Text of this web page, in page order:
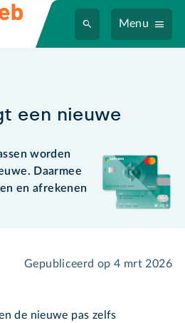
Menu
pinpas
een nieuwe
worden
Daarmee
en afrekenen
Gepubliceerd op4 mrt 2026
de nieuwe pas zelfs